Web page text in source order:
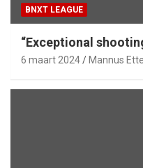
BNXT LEAGUE
“Exceptional
6 maart 2024 Mannus